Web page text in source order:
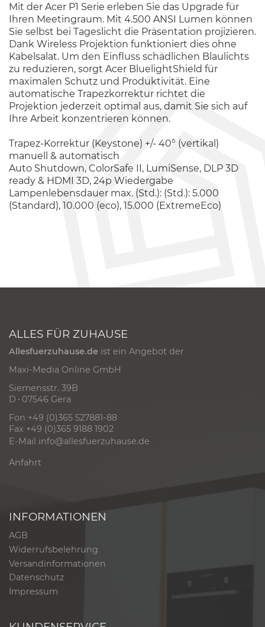
Mit der Acer P1 Serie erleben Sie das Upgrade für
Ihren Meetingraum. Mit 4.500 ANSI Lumen können
Sie selbst bei Tageslicht die Präsentation projizieren.
Dank Wireless Projektion funktioniert dies ohne
Kabelsalat. Um den Einfluss schädlichen Blaulichts
zu reduzieren, sorgt Acer BluelightShield für
maximalen Schutz und Produktivität. Eine
automatische Trapezkorrektur richtet die
Projektion jederzeit optimal aus, damit Sie sich auf
Ihre Arbeit konzentrieren können.
Trapez-Korrektur (Keystone) +/- 40° (vertikal)
manuell & automatisch
Auto Shutdown, ColorSafe II, LumiSense, DLP 3D
ready & HDMI 3D, 24p Wiedergabe
Lampenlebensdauer max. (Std.): (Std.): 5.000
(Standard), 10.000 (eco), 15.000 (ExtremeEco)
ALLES FÜR ZUHAUSE
Allesfuerzuhause.de ist ein Angebot der
Maxi-Media Online GmbH
Siemensstr. 39B
D - 07546 Gera
Fon +49 (0)365 527881-88
Fax +49 (0)365 9188 1902
E-Mail info@allesfuerzuhause.de
Anfahrt
INFORMATIONEN
AGB
Widerrufsbelehrung
Versandinformationen
Datenschutz
Impressum